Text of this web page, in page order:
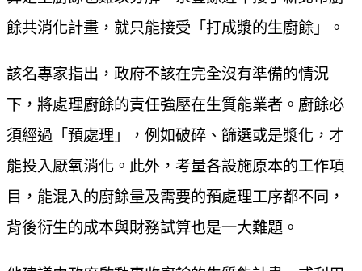
餘共消化計畫，就只能接受「打成漿的生廚餘」。
該名專家指出，政府不該在完全沒有準備的情況
下，將處理廚餘的責任強壓在生質能業者。廚餘必
須經過「預處理」，例如破碎、篩選或是漿化，才
能投入厭氧消化。此外，考量各設施原本的工作項
目，能混入的廚餘量及需要的預處理工序都不同，
背後衍生的成本與財務試算也是一大難題。